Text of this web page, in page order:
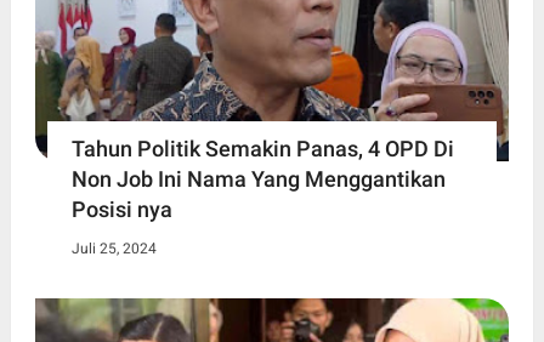
Tahun Politik Semakin Panas, 4 OPD Di
Non Job Ini Nama Yang Menggantikan
Posisi nya
Juli 25, 2024